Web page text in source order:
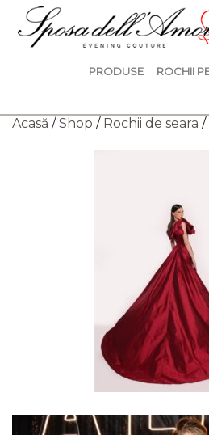
PRODUSE ROCHII
Acasă /Shop / Rochii de seara /